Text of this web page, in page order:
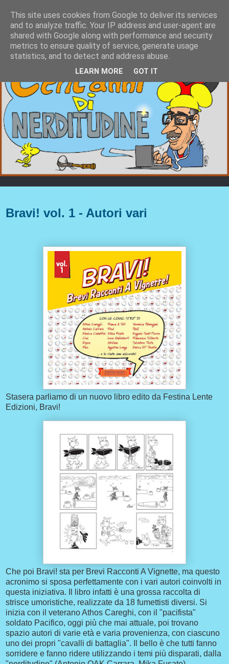
Bravi! vol. 1 - Autori vari
Stasera parliamo di un nuovo libro edito da Festina Lente
Edizioni, Bravi!
Che poi Bravi! sta per Brevi Racconti A Vignette, ma questo
acronimo si sposa perfettamente con i vari autori coinvolti in
questa iniziativa. Il libro infatti è una grossa raccolta di
strisce umoristiche, realizzate da 18 fumettisti diversi. Si
inizia con il veterano Athos Careghi, con il "pacifista"
soldato Pacifico, oggi più che mai attuale, poi trovano
spazio autori di varie età e varia provenienza, con ciascuno
uno dei propri "cavalli di battaglia". Il bello è che tutti fanno
sorridere e fanno ridere utilizzando i temi più disparati, dalla
This site uses cookies from Google to deliver its services
and to analyze traffic. Your IP address and user-agent are
shared with Google along with performance and security
metrics to ensure quality of service, generate usage
statistics, and to detect and address abuse.
LEARN MORE GOT IT